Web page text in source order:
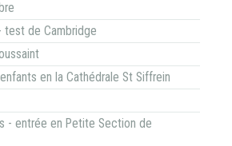
test de Cambridge
en la Cathédrale St Siffrein
- entrée en Petite Section de